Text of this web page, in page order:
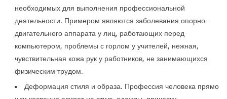
необходимых для выполнения профессиональной
деятельности. Примером являются заболевания опорно-
двигательного аппарата у лиц, работающих перед
компьютером, проблемы с горлом у учителей, нежная,
чувствительная кожа рук у работников, не занимающихся
физическим трудом.
Деформация стиля и образа. Профессия человека прямо